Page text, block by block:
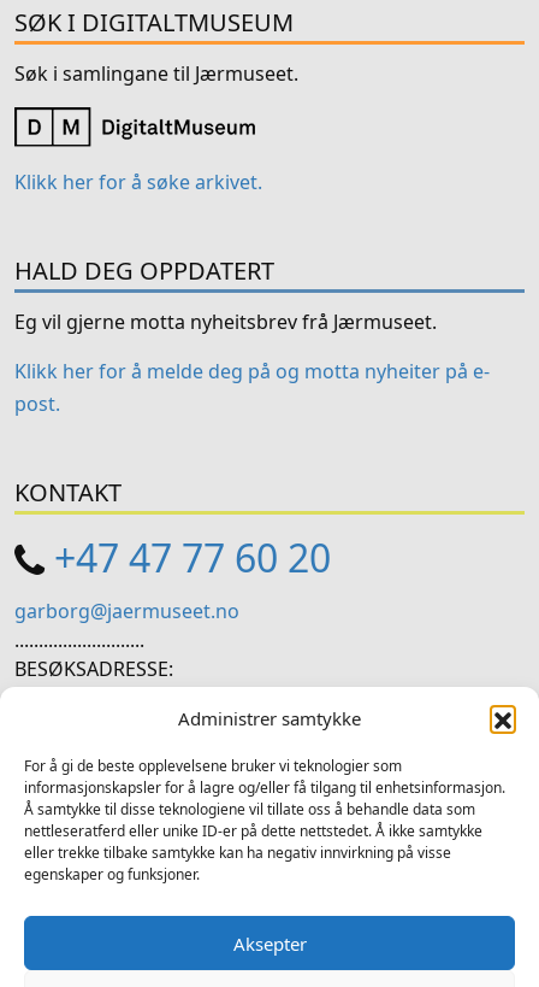
Administrer samtykke
For å gi de beste opplevelsene bruker vi teknologier som
informasjonskapsler for å lagre og/eller få tilgang til enhetsinformasjon.
Å samtykke til disse teknologiene vil tillate oss å behandle data som
nettleseratferd eller unike ID-er på dette nettstedet. Å ikke samtykke
eller trekke tilbake samtykke kan ha negativ innvirkning på visse
egenskaper og funksjoner.
Aksepter
SØK I DIGITALTMUSEUM
Søk i samlingane til Jærmuseet.
Klikk her for å søke arkivet.
HALD DEG OPPDATERT
Eg vil gjerne motta nyheitsbrev frå Jærmuseet.
Klikk her for å melde deg på og motta nyheiter på e-
post.
KONTAKT
+47 47 77 60 20
garborg@jaermuseet.no
...........................
BESØKSADRESSE:
SOSIALE MEDIER
Følg oss på sosiale medium for nyheiter og tilbod
FacebookInstagram